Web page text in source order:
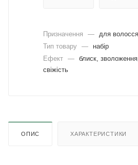
Призначення —
для
Тип товару —
набір
Ефект — блиск,
свіжість
ОПИС ХАРАКТЕРИСТИКИ